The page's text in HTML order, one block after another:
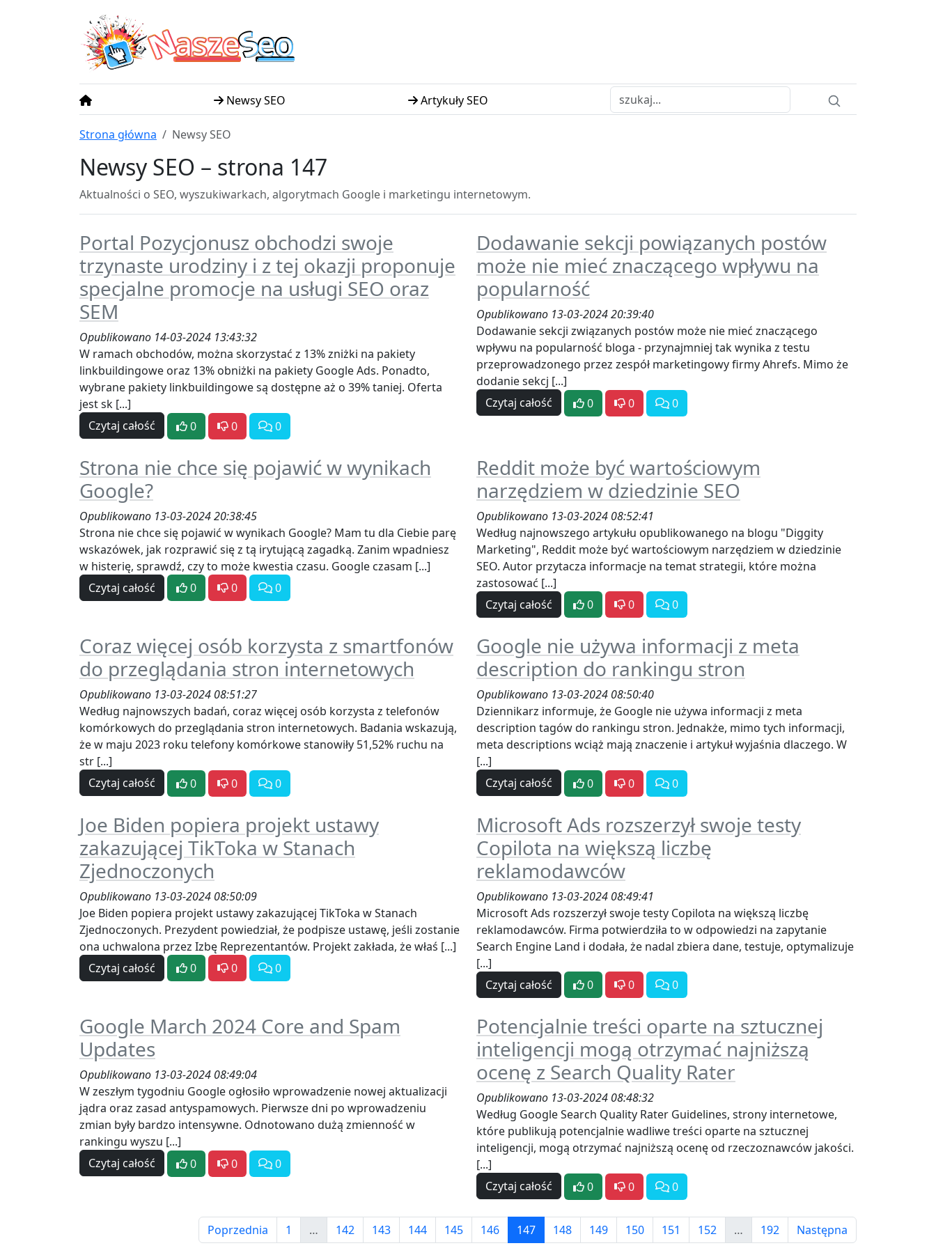
NaszeSeo
Newsy SEO Artykuły SEO
Strona główna Newsy SEO
Newsy SEO – strona 147
Aktualności o SEO, wyszukiwarkach, algorytmach Google i marketingu internetowym.
Portal Pozycjonusz obchodzi swoje
trzynaste urodziny i z tej okazji proponuje
specjalne promocje na usługi SEO oraz
SEM
Opublikowano 14-03-2024 13:43:32
W ramach obchodów, można skorzystać z 13% zniżki na pakiety
linkbuildingowe oraz 13% obniżki na pakiety Google Ads. Ponadto,
wybrane pakiety linkbuildingowe są dostępne aż o 39% taniej. Oferta
jest sk [...]
Czytaj całość
0 0 0
Dodawanie sekcji powiązanych postów
może nie mieć znaczącego wpływu na
popularność
Opublikowano 13-03-2024 20:39:40
Dodawanie sekcji związanych postów może nie mieć znaczącego
wpływu na popularność bloga - przynajmniej tak wynika z testu
przeprowadzonego przez zespół marketingowy firmy Ahrefs. Mimo że
dodanie sekcj [...]
Czytaj całość
0 0 0
Strona nie chce się pojawić w wynikach
Google?
Opublikowano 13-03-2024 20:38:45
Strona nie chce się pojawić w wynikach Google? Mam tu dla Ciebie parę
wskazówek, jak rozprawić się z tą irytującą zagadką. Zanim wpadniesz
w histerię, sprawdź, czy to może kwestia czasu. Google czasam [...]
Czytaj całość
0 0 0
Reddit może być wartościowym
narzędziem w dziedzinie SEO
Opublikowano 13-03-2024 08:52:41
Według najnowszego artykułu opublikowanego na blogu "Diggity
Marketing", Reddit może być wartościowym narzędziem w dziedzinie
SEO. Autor przytacza informacje na temat strategii, które można
zastosować [...]
Czytaj całość
0 0 0
Coraz więcej osób korzysta z smartfonów
do przeglądania stron internetowych
Opublikowano 13-03-2024 08:51:27
Według najnowszych badań, coraz więcej osób korzysta z telefonów
komórkowych do przeglądania stron internetowych. Badania wskazują,
że w maju 2023 roku telefony komórkowe stanowiły 51,52% ruchu na
str [...]
Czytaj całość
0 0 0
Google nie używa informacji z meta
description do rankingu stron
Opublikowano 13-03-2024 08:50:40
Dziennikarz informuje, że Google nie używa informacji z meta
description tagów do rankingu stron. Jednakże, mimo tych informacji,
meta descriptions wciąż mają znaczenie i artykuł wyjaśnia dlaczego. W
[...]
Czytaj całość
0 0 0
Joe Biden popiera projekt ustawy
zakazującej TikToka w Stanach
Zjednoczonych
Opublikowano 13-03-2024 08:50:09
Joe Biden popiera projekt ustawy zakazującej TikToka w Stanach
Zjednoczonych. Prezydent powiedział, że podpisze ustawę, jeśli zostanie
ona uchwalona przez Izbę Reprezentantów. Projekt zakłada, że właś [...]
Czytaj całość
0 0 0
Microsoft Ads rozszerzył swoje testy
Copilota na większą liczbę
reklamodawców
Opublikowano 13-03-2024 08:49:41
Microsoft Ads rozszerzył swoje testy Copilota na większą liczbę
reklamodawców. Firma potwierdziła to w odpowiedzi na zapytanie
Search Engine Land i dodała, że nadal zbiera dane, testuje, optymalizuje
[...]
Czytaj całość
0 0 0
Google March 2024 Core and Spam
Updates
Opublikowano 13-03-2024 08:49:04
W zeszłym tygodniu Google ogłosiło wprowadzenie nowej aktualizacji
jądra oraz zasad antyspamowych. Pierwsze dni po wprowadzeniu
zmian były bardzo intensywne. Odnotowano dużą zmienność w
rankingu wyszu [...]
Czytaj całość
0 0 0
Potencjalnie treści oparte na sztucznej
inteligencji mogą otrzymać najniższą
ocenę z Search Quality Rater
Opublikowano 13-03-2024 08:48:32
Według Google Search Quality Rater Guidelines, strony internetowe,
które publikują potencjalnie wadliwe treści oparte na sztucznej
inteligencji, mogą otrzymać najniższą ocenę od rzeczoznawców jakości.
[...]
Czytaj całość
0 0 0
Poprzednia 1 … 142 143 144 145 146 147 148 149 150 151 152 … 192 Następna